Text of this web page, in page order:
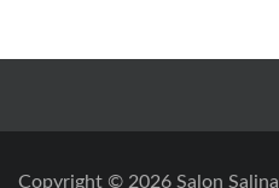
Copyright © 2026 Salon Salina